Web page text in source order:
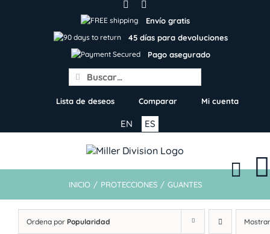
Envío gratis
45 días para devoluciones
Pago asegurado
Search
for:
Lista de deseos Comparar Mi cuenta
ES
EN
INICIO / PROTECCIONES / GUANTES
Ordena por Popularidad